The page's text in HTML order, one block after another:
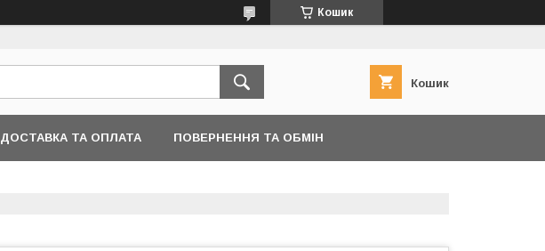
Кошик
Кошик
ДОСТАВКА ТА ОПЛАТА ПОВЕРНЕННЯ ТА ОБМІН